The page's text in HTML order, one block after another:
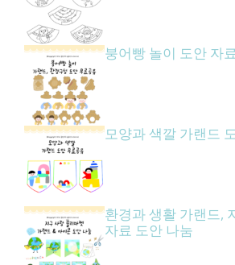
붕어빵 놀이 도안 자
모양과 색깔 가랜드
환경과 생활 가랜드,
자료 도안 나눔